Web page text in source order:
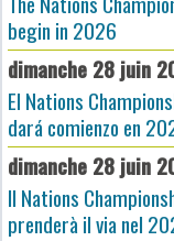
begin in 2026
dimanche 28 juin
El Nations
dará comienzo en
dimanche 28 juin
Il Nations
prenderà il via nel